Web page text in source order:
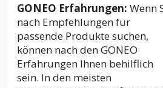
GONEO Erfahrungen: Wenn
nach Empfehlungen für
passende Produkte suchen,
können nach den GONEO
Erfahrungen Ihnen behilflich
sein. In den meisten